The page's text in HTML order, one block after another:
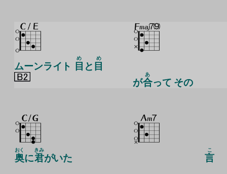
ムーンライト 目
め
と 目
め
が合
あ
って その
奥
おく
に君
きみ
がいた 言
こ